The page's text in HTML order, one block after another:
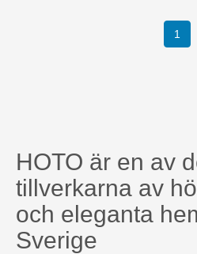
1
HOTO är en av
tillverkarna av
och eleganta
Sverige